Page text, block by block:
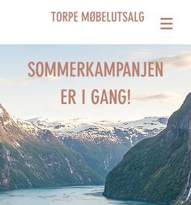
TORPE MØBELUTSALG
SOMMERKAMPANJEN
ER I GANG!